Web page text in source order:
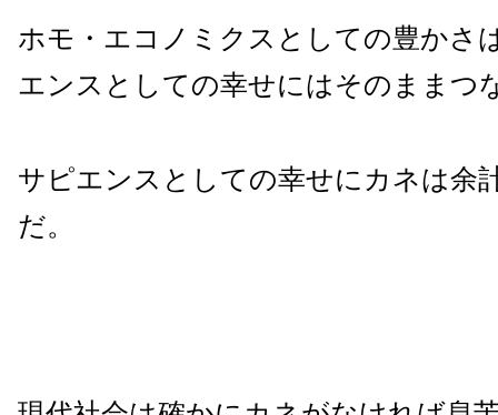
ホモ・エコノミクスとしての豊かさ
エンスとしての幸せにはそのままつ
サピエンスとしての幸せにカネは余
だ。